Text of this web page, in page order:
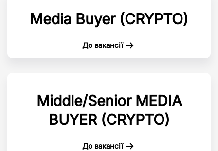
Media Buyer (CRYPTO)
До вакансії
Middle/Senior MEDIA
BUYER (CRYPTO)
До вакансії